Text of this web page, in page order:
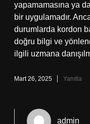
yapamamasına ya
bir uygulamadır.
durumlarda kordon
doğru bilgi ve
ilgili uzmana
Mart 26, 2025 Yanıtla
admin